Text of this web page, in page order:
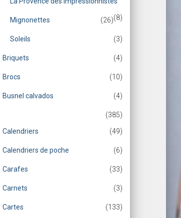
(8)
Mignonettes (26)
Soleils (3)
Briquets (4)
Brocs (10)
Busnel calvados (4)
(385)
Calendriers (49)
Calendriers de poche (6)
Carafes (33)
Carnets (3)
Cartes (133)